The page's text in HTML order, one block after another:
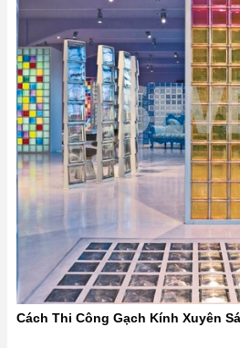
Cách Thi Công Gạch Kính Xuyên